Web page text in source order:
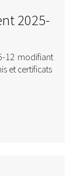
2025-
12 modifiant
et certificats